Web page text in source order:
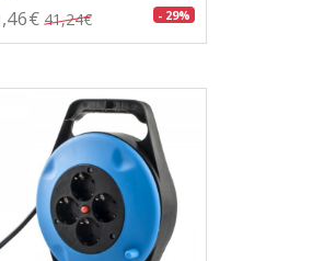
41,24€ - 29%